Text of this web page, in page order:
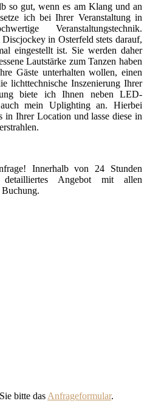
so gut, wenn es am Klang und an
ich bei Ihrer Veranstaltung in
Veranstaltungstechnik.
in Osterfeld stets darauf,
eingestellt ist. Sie werden daher
Lautstärke zum Tanzen haben
Gäste unterhalten wollen, einen
lichttechnische Inszenierung Ihrer
biete ich Ihnen neben LED-
mein Uplighting an. Hierbei
in Ihrer Location und lasse diese in
Innerhalb von 24 Stunden
Angebot mit allen
bitte das Anfrageformular.